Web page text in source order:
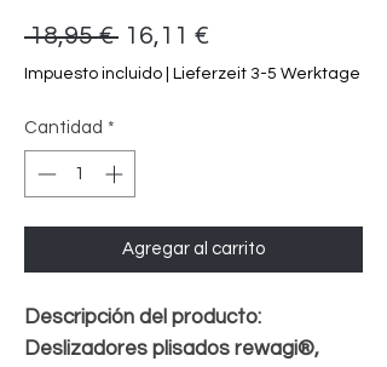
18,95 € Precio
16,11 €
de
Impuesto incluido Lieferzeit 3-5 Werktage
Cantidad *
Agregar al carrito
Descripción del producto:
Deslizadores plisados rewagi®,